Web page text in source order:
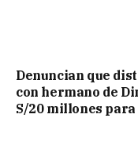
Denuncian que
con hermano de
S/20 millones